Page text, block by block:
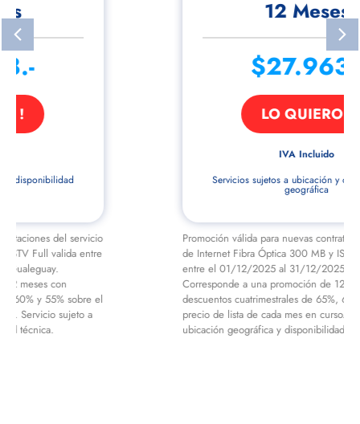
$27.963.-
LO QUIERO !
Servicios sujetos a ubicación y disponibilidad
Promoción válida para nuevas contrataciones del servicio
de Internet Fibra Óptica 300 MB y ISTV Move valida
entre el 01/12/2025 al 31/12/2025 en Gualeguay.
Corresponde a una promoción de 12 meses con
descuentos cuatrimestrales de 65%, 60% y 55% sobre el
precio de lista de cada mes en curso. Servicio sujeto a
ubicación geográfica y disponibilidad técnica.